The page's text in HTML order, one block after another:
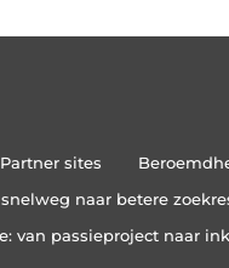
Partner sites
naar betere
van passieproject naar